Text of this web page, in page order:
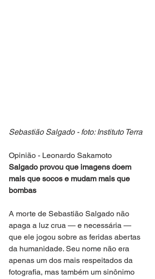
Sebastião Salgado - foto: Instituto Terra
Opinião - Leonardo Sakamoto
Salgado provou que imagens doem
mais que socos e mudam mais que
bombas
A morte de Sebastião Salgado não
apaga a luz crua — e necessária —
que ele jogou sobre as feridas abertas
da humanidade. Seu nome não era
apenas um dos mais respeitados da
fotografia, mas também um sinônimo